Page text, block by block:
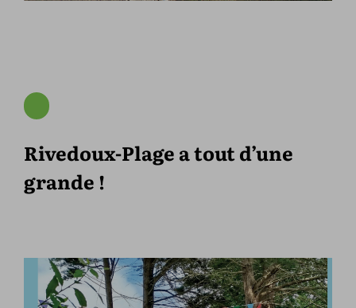
Rivedoux-Plage a tout d’une
grande !